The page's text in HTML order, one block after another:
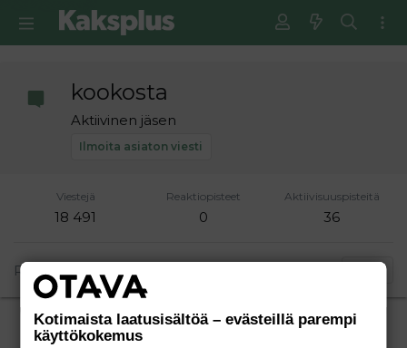
Ilmoita asiaton viesti
kookosta
Aktiivinen jäsen
Viestejä
18 491
Reaktiopisteet
0
Aktiivisuuspisteitä
36
Rekisteröitynyt
Uusimmat viestit
Kotimaista laatusisältöä – evästeillä parempi
käyttökokemus